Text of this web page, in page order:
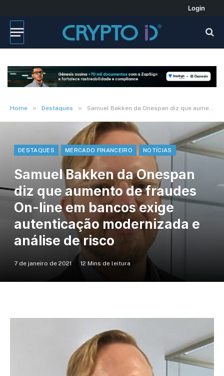
Login
Home » Destaques » Samuel Bakken da Onespan diz que aumento de fraudes On-line em bancos exige autenticação modernizada e análise de risco
DESTAQUES MERCADO FINANCEIRO NOTÍCIAS
Samuel Bakken da Onespan
diz que aumento de fraudes
On-line em bancos exige
autenticação modernizada e
análise de risco
7 de janeiro de 2021 12 Mins de leitura